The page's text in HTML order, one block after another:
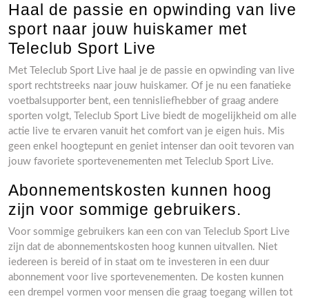
Haal de passie en opwinding van live
sport naar jouw huiskamer met
Teleclub Sport Live
Met Teleclub Sport Live haal je de passie en opwinding van live
sport rechtstreeks naar jouw huiskamer. Of je nu een fanatieke
voetbalsupporter bent, een tennisliefhebber of graag andere
sporten volgt, Teleclub Sport Live biedt de mogelijkheid om alle
actie live te ervaren vanuit het comfort van je eigen huis. Mis
geen enkel hoogtepunt en geniet intenser dan ooit tevoren van
jouw favoriete sportevenementen met Teleclub Sport Live.
Abonnementskosten kunnen hoog
zijn voor sommige gebruikers.
Voor sommige gebruikers kan een con van Teleclub Sport Live
zijn dat de abonnementskosten hoog kunnen uitvallen. Niet
iedereen is bereid of in staat om te investeren in een duur
abonnement voor live sportevenementen. De kosten kunnen
een drempel vormen voor mensen die graag toegang willen tot